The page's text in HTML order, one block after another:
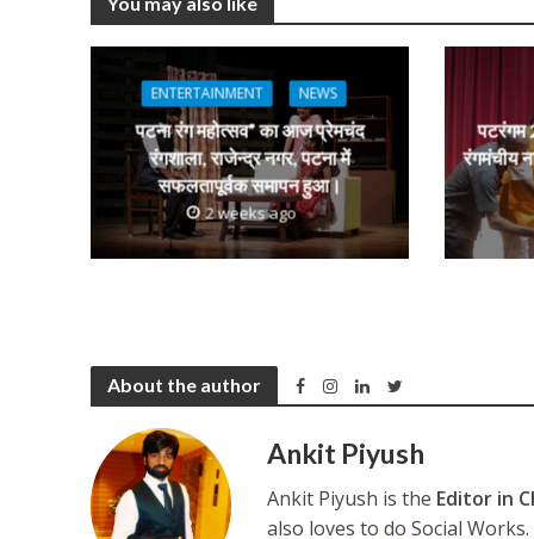
कुलदीप कुमार की
s
p
p
b
o
k
er gr
a
m
e
g
ENTERTAINMENT NEWS
पटना रंग महोत्सव” का आज प्रेमचंद
रंगशाला, राजेन्द्र नगर, पटना में
सफलतापूर्वक समापन हुआ।
2 weeks ago
पटरंगम
रंगमंचीय
About the author
Ankit Piyush
Ankit Piyush is the Editor in
also loves to do Social